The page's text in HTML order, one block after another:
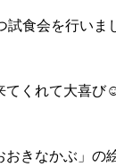
試食会を行いま
てくれて大喜び
きなかぶ」の